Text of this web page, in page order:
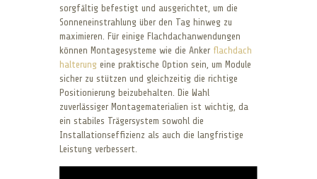
sorgfältig befestigt und ausgerichtet, um die
Sonneneinstrahlung über den Tag hinweg zu
maximieren. Für einige Flachdachanwendungen
können Montagesysteme wie die Anker flachdach
halterung eine praktische Option sein, um Module
sicher zu stützen und gleichzeitig die richtige
Positionierung beizubehalten. Die Wahl
zuverlässiger Montagematerialien ist wichtig, da
ein stabiles Trägersystem sowohl die
Installationseffizienz als auch die langfristige
Leistung verbessert.